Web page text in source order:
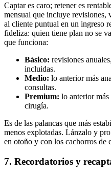
Captar es caro; retener es
mensual que incluye
al cliente puntual en un ingreso
fideliza: quien tiene plan no se
que funciona:
Básico: revisiones
incluidas.
Medio: lo anterior más
consultas.
Premium: lo anterior
cirugía.
Es de las palancas que más
menos explotadas. Lánzalo y
en otoño y con los cachorros de
7. Recordatorios y